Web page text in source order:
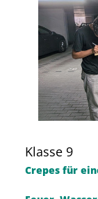
Klasse 9
Crepes für